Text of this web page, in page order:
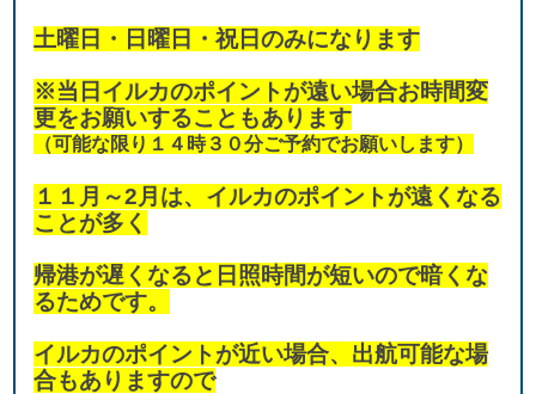
土曜日・日曜日・祝日のみになります
※当日イルカのポイントが遠い場合お時間変
更をお願いすることもあります
（可能な限り１４時３０分ご予約でお願いします）
１１月～2月は、イルカのポイントが遠くなる
ことが多く
帰港が遅くなると日照時間が短いので暗くな
るためです。
イルカのポイントが近い場合、出航可能な場
合もありますので